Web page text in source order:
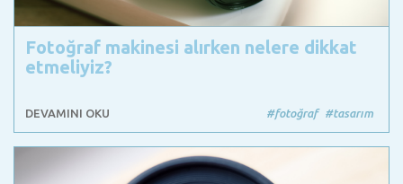
Fotoğraf makinesi alırken nelere dikkat
etmeliyiz?
DEVAMINI OKU #fotoğraf #tasarım